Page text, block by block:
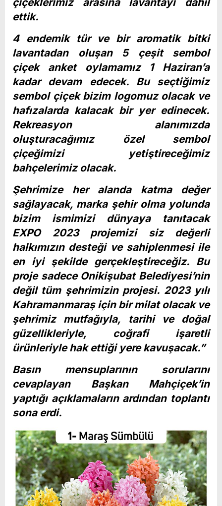
ettik.
4 endemik tür ve bir aromatik bitki
lavantadan oluşan 5 çeşit sembol
çiçek anket oylamamız 1 Haziran’a
kadar devam edecek. Bu seçtiğimiz
sembol çiçek bizim logomuz olacak ve
hafızalarda kalacak bir yer edinecek.
Rekreasyon alanımızda
oluşturacağımız özel sembol
çiçeğimizi yetiştireceğimiz
bahçelerimiz olacak.
Şehrimize her alanda katma değer
sağlayacak, marka şehir olma yolunda
bizim ismimizi dünyaya tanıtacak
EXPO 2023 projemizi siz değerli
halkımızın desteği ve sahiplenmesi ile
en iyi şekilde gerçekleştireceğiz. Bu
proje sadece Onikişubat Belediyesi’nin
değil tüm şehrimizin projesi. 2023 yılı
Kahramanmaraş için bir milat olacak ve
şehrimiz mutfağıyla, tarihi ve doğal
güzellikleriyle, coğrafi işaretli
ürünleriyle hak ettiği yere kavuşacak.”
Basın mensuplarının sorularını
cevaplayan Başkan Mahçiçek’in
yaptığı açıklamaların ardından toplantı
sona erdi.